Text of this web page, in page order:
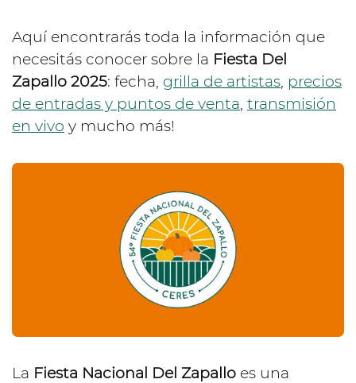
Aquí encontrarás toda la información que
necesitás conocer sobre la Fiesta Del
Zapallo 2025: fecha, grilla de artistas, precios
de entradas y puntos de venta, transmisión
en vivo y mucho más!
La Fiesta Nacional Del Zapallo es una